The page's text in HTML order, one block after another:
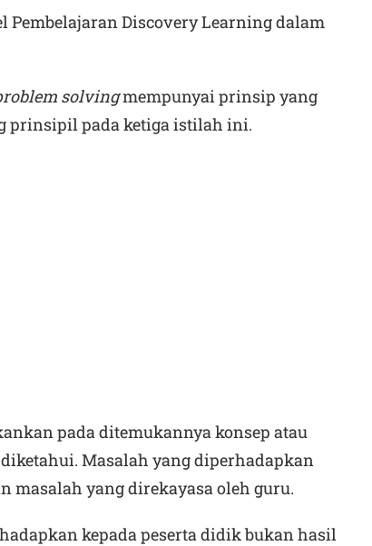
Pembelajaran Discovery Learning dalam
solvingmempunyai prinsip yang
prinsipil pada ketiga istilah ini.
pada ditemukannya konsep atau
Masalah yang diperhadapkan
masalah yang direkayasa oleh guru.
kepada peserta didik bukan hasil